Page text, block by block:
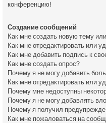
конференцию!
Создание сообщений
Как мне создать новую тему
Как мне отредактировать или
Как мне добавить подпись к
Как мне создать опрос?
Почему я не могу добавить
Как мне отредактировать или
Почему мне недоступны
Почему я не могу добавлять
Почему я получил
Как мне пожаловаться на